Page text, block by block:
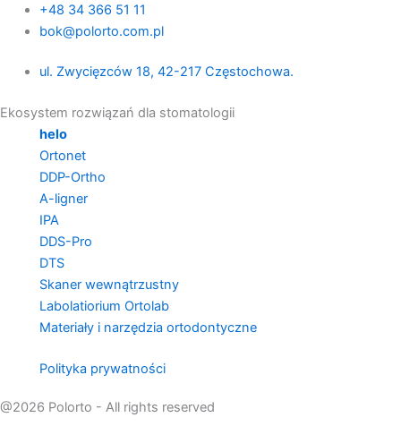
+48 34 366 51 11
bok@polorto.com.pl
ul. Zwycięzców 18, 42-217 Częstochowa.
Ekosystem rozwiązań dla stomatologii
helo
Ortonet
DDP-Ortho
A-ligner
IPA
DDS-Pro
DTS
Skaner wewnątrzustny
Labolatiorium Ortolab
Materiały i narzędzia ortodontyczne
Polityka prywatności
@2026 Polorto - All rights reserved